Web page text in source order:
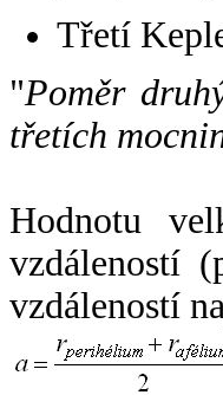
Třetí
"Poměr
třetích
Hodnotu
vzdáleností
vzdáleností